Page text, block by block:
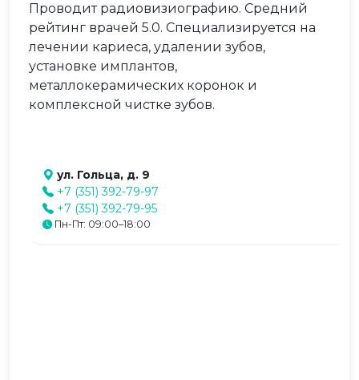
Проводит радиовизиографию. Средний
рейтинг врачей 5.0. Специализируется на
лечении кариеса, удалении зубов,
установке имплантов,
металлокерамических коронок и
комплексной чистке зубов.
ул. Гольца, д. 9
+7 (351) 392-79-97
+7 (351) 392-79-95
Пн-Пт: 09:00–18:00